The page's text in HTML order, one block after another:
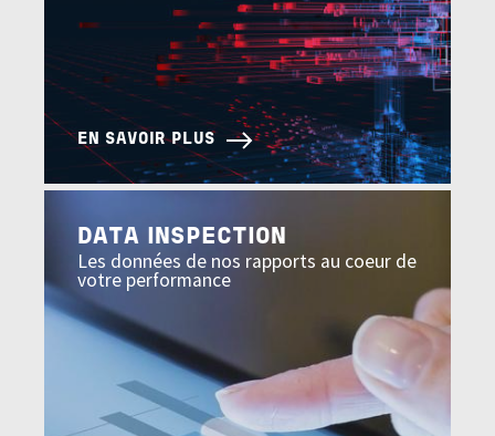
EN SAVOIR PLUS
DATA INSPECTION
Les données de nos rapports au coeur de
votre performance